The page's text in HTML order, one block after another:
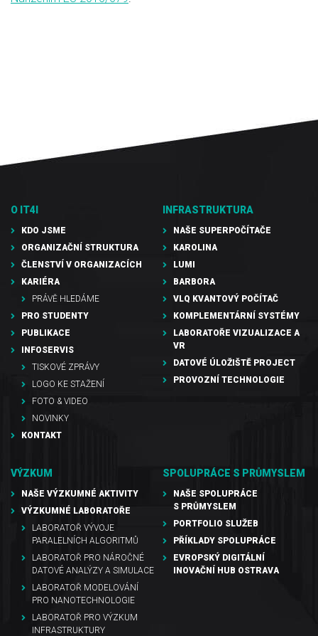
O IT4I
KDO JSME
ORGANIZAČNÍ STRUKTURA
ČLENSTVÍ V ORGANIZACÍCH
KARIÉRA
PRÁVĚ HLEDÁME
PRO STUDENTY
PUBLIKACE
INFOSERVIS
TISKOVÉ ZPRÁVY
LOGO KE STAŽENÍ
FOTO & VIDEO
NOVINKY
KONTAKT
INFRASTRUKTURA
NAŠE SUPERPOČÍTAČE
KAROLINA
LUMI
BARBORA
VLQ KVANTOVÝ POČÍTAČ
KOMPLEMENTÁRNÍ SYSTÉMY
LABORATOŘE VIZUALIZACE A
VR
DATOVÉ ÚLOŽIŠTĚ PROJECT
PROVOZNÍ TECHNOLOGIE
VÝZKUM
NAŠE VÝZKUMNÉ AKTIVITY
VÝZKUMNÉ LABORATOŘE
LABORATOŘ VÝVOJE
PARALELNÍCH ALGORITMŮ
LABORATOŘ PRO NÁROČNÉ
DATOVÉ ANALÝZY A SIMULACE
LABORATOŘ MODELOVÁNÍ
PRO NANOTECHNOLOGIE
LABORATOŘ PRO VÝZKUM
INFRASTRUKTURY
SPOLUPRÁCE S PRŮMYSLEM
NAŠE SPOLUPRÁCE
S PRŮMYSLEM
PORTFOLIO SLUŽEB
PŘÍKLADY SPOLUPRÁCE
EVROPSKÝ DIGITÁLNÍ
INOVAČNÍ HUB OSTRAVA